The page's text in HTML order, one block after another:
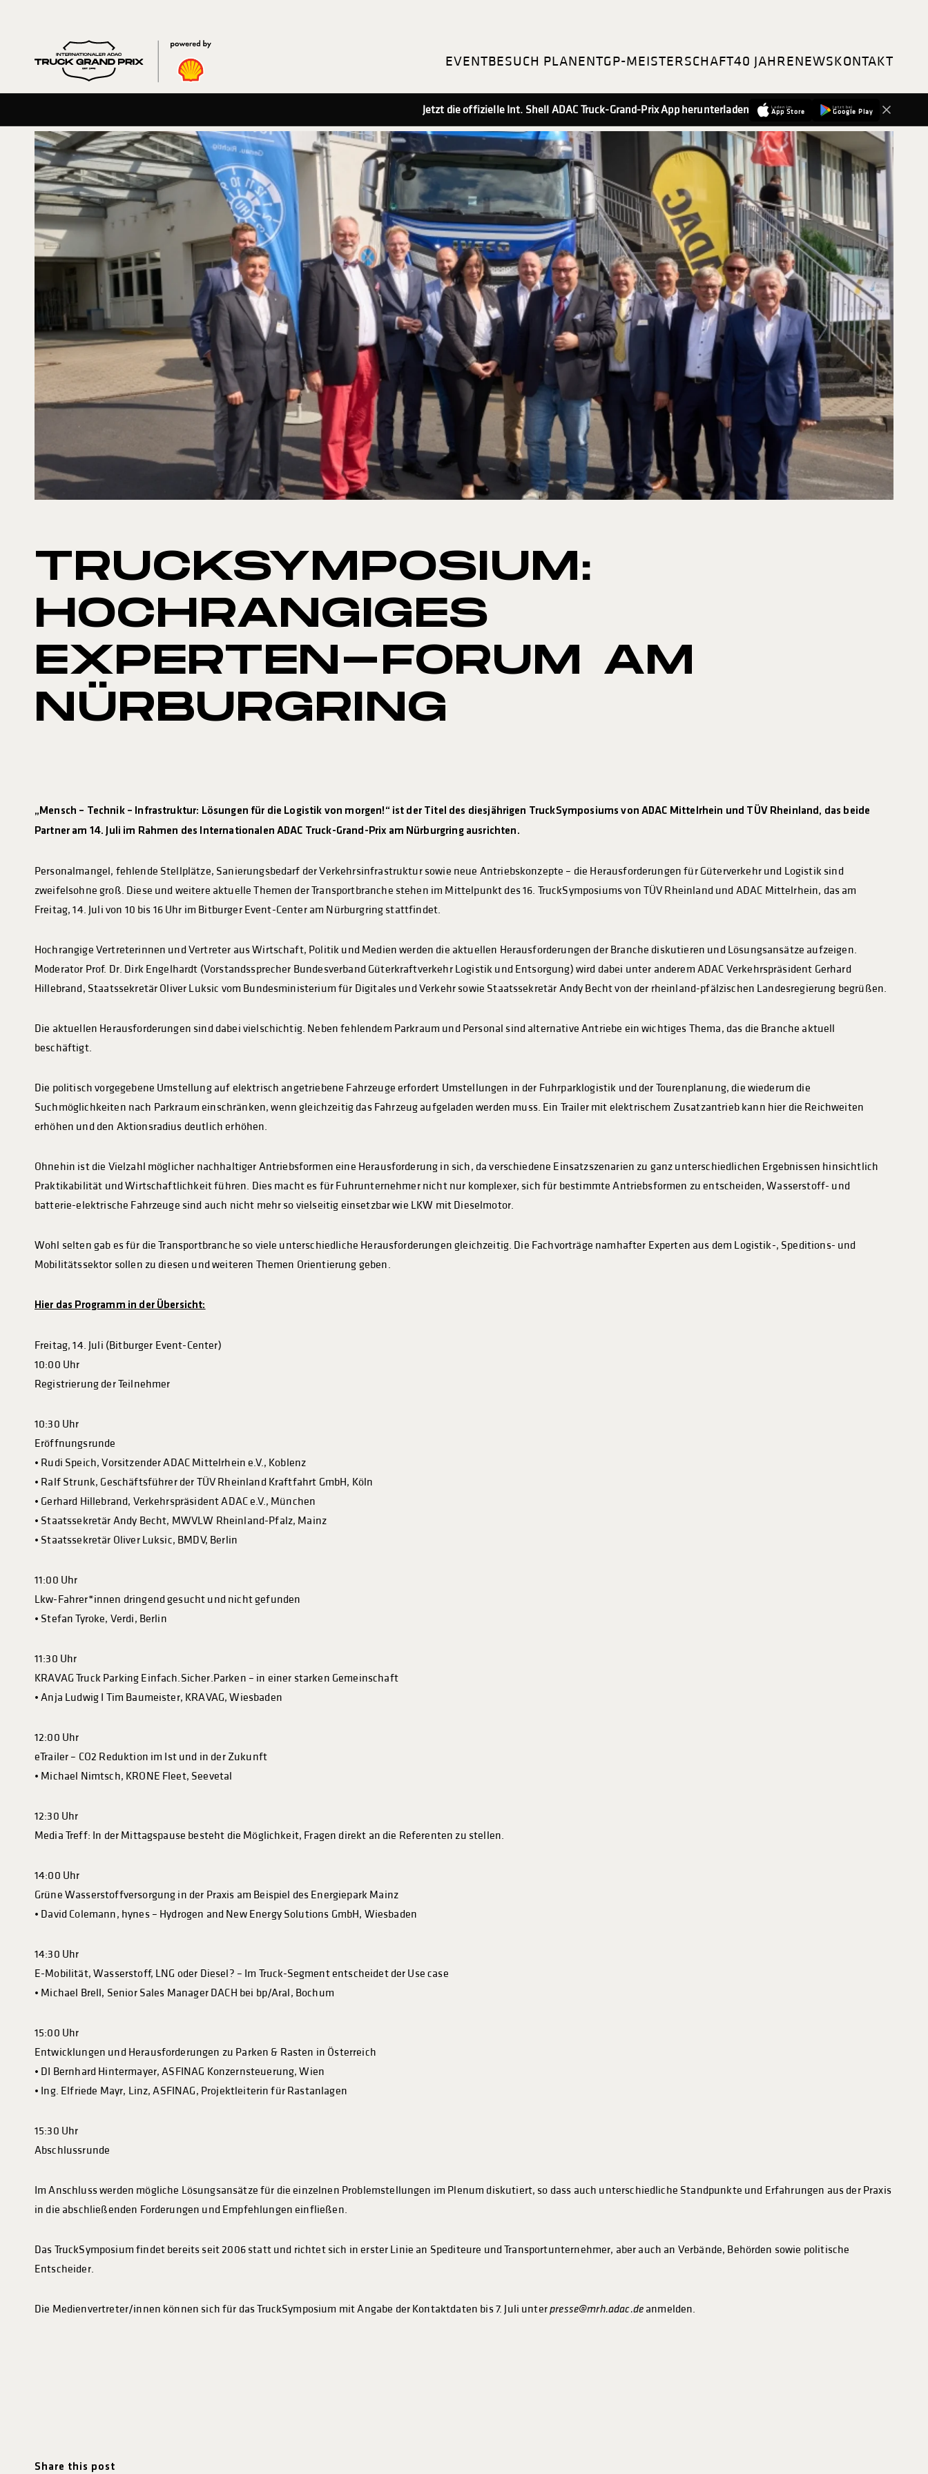
EVENTBESUCH PLANENTGP-MEISTERSCHAFT40 JAHRENEWSKONTAKT
Jetzt die offizielle Int. Shell ADAC Truck-Grand-Prix App herunterladen Laden im
App Store
Jetzt bei
Google Play
TRUCKSYMPOSIUM:
HOCHRANGIGES
EXPERTEN-FORUM AM
NÜRBURGRING
„Mensch – Technik – Infrastruktur: Lösungen für die Logistik von morgen!“ ist der Titel des diesjährigen TruckSymposiums von ADAC Mittelrhein und TÜV Rheinland, das beide
Partner am 14. Juli im Rahmen des Internationalen ADAC Truck-Grand-Prix am Nürburgring ausrichten.
Personalmangel, fehlende Stellplätze, Sanierungsbedarf der Verkehrsinfrastruktur sowie neue Antriebskonzepte – die Herausforderungen für Güterverkehr und Logistik sind
zweifelsohne groß. Diese und weitere aktuelle Themen der Transportbranche stehen im Mittelpunkt des 16. TruckSymposiums von TÜV Rheinland und ADAC Mittelrhein, das am
Freitag, 14. Juli von 10 bis 16 Uhr im Bitburger Event-Center am Nürburgring stattfindet.
Hochrangige Vertreterinnen und Vertreter aus Wirtschaft, Politik und Medien werden die aktuellen Herausforderungen der Branche diskutieren und Lösungsansätze aufzeigen.
Moderator Prof. Dr. Dirk Engelhardt (Vorstandssprecher Bundesverband Güterkraftverkehr Logistik und Entsorgung) wird dabei unter anderem ADAC Verkehrspräsident Gerhard
Hillebrand, Staatssekretär Oliver Luksic vom Bundesministerium für Digitales und Verkehr sowie Staatssekretär Andy Becht von der rheinland-pfälzischen Landesregierung begrüßen.
Die aktuellen Herausforderungen sind dabei vielschichtig. Neben fehlendem Parkraum und Personal sind alternative Antriebe ein wichtiges Thema, das die Branche aktuell
beschäftigt.
Die politisch vorgegebene Umstellung auf elektrisch angetriebene Fahrzeuge erfordert Umstellungen in der Fuhrparklogistik und der Tourenplanung, die wiederum die
Suchmöglichkeiten nach Parkraum einschränken, wenn gleichzeitig das Fahrzeug aufgeladen werden muss. Ein Trailer mit elektrischem Zusatzantrieb kann hier die Reichweiten
erhöhen und den Aktionsradius deutlich erhöhen.
Ohnehin ist die Vielzahl möglicher nachhaltiger Antriebsformen eine Herausforderung in sich, da verschiedene Einsatzszenarien zu ganz unterschiedlichen Ergebnissen hinsichtlich
Praktikabilität und Wirtschaftlichkeit führen. Dies macht es für Fuhrunternehmer nicht nur komplexer, sich für bestimmte Antriebsformen zu entscheiden, Wasserstoff- und
batterie-elektrische Fahrzeuge sind auch nicht mehr so vielseitig einsetzbar wie LKW mit Dieselmotor.
Wohl selten gab es für die Transportbranche so viele unterschiedliche Herausforderungen gleichzeitig. Die Fachvorträge namhafter Experten aus dem Logistik-, Speditions- und
Mobilitätssektor sollen zu diesen und weiteren Themen Orientierung geben.
Hier das Programm in der Übersicht:
Freitag, 14. Juli (Bitburger Event-Center)
10:00 Uhr
Registrierung der Teilnehmer
10:30 Uhr
Eröffnungsrunde
• Rudi Speich, Vorsitzender ADAC Mittelrhein e.V., Koblenz
• Ralf Strunk, Geschäftsführer der TÜV Rheinland Kraftfahrt GmbH, Köln
• Gerhard Hillebrand, Verkehrspräsident ADAC e.V., München
• Staatssekretär Andy Becht, MWVLW Rheinland-Pfalz, Mainz
• Staatssekretär Oliver Luksic, BMDV, Berlin
11:00 Uhr
Lkw-Fahrer*innen dringend gesucht und nicht gefunden
• Stefan Tyroke, Verdi, Berlin
11:30 Uhr
KRAVAG Truck Parking Einfach.Sicher.Parken – in einer starken Gemeinschaft
• Anja Ludwig I Tim Baumeister, KRAVAG, Wiesbaden
12:00 Uhr
eTrailer – CO2 Reduktion im Ist und in der Zukunft
• Michael Nimtsch, KRONE Fleet, Seevetal
12:30 Uhr
Media Treff: In der Mittagspause besteht die Möglichkeit, Fragen direkt an die Referenten zu stellen.
14:00 Uhr
Grüne Wasserstoffversorgung in der Praxis am Beispiel des Energiepark Mainz
• David Colemann, hynes – Hydrogen and New Energy Solutions GmbH, Wiesbaden
14:30 Uhr
E-Mobilität, Wasserstoff, LNG oder Diesel? – Im Truck-Segment entscheidet der Use case
• Michael Brell, Senior Sales Manager DACH bei bp/Aral, Bochum
15:00 Uhr
Entwicklungen und Herausforderungen zu Parken & Rasten in Österreich
• DI Bernhard Hintermayer, ASFINAG Konzernsteuerung, Wien
• Ing. Elfriede Mayr, Linz, ASFINAG, Projektleiterin für Rastanlagen
15:30 Uhr
Abschlussrunde
Im Anschluss werden mögliche Lösungsansätze für die einzelnen Problemstellungen im Plenum diskutiert, so dass auch unterschiedliche Standpunkte und Erfahrungen aus der Praxis
in die abschließenden Forderungen und Empfehlungen einfließen.
Das TruckSymposium findet bereits seit 2006 statt und richtet sich in erster Linie an Spediteure und Transportunternehmer, aber auch an Verbände, Behörden sowie politische
Entscheider.
Die Medienvertreter/innen können sich für das TruckSymposium mit Angabe der Kontaktdaten bis 7. Juli unterpresse@mrh.adac.de anmelden.
Share this post